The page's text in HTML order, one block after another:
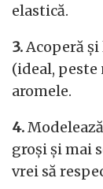
elastică.
3. Acoperă
(ideal, peste
aromele.
4.
groși și mai
vrei să